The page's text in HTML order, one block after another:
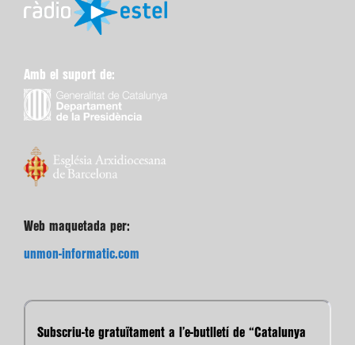
Amb el suport de:
Web maquetada per:
unmon-informatic.com
Subscriu-te gratuïtament a l’e-butlletí de “Catalunya